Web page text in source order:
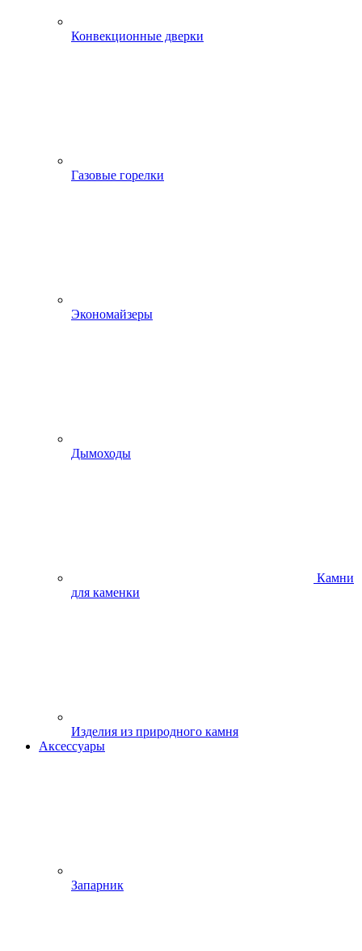
Конвекционные дверки
Газовые горелки
Экономайзеры
Дымоходы
Камни
для каменки
Изделия из природного камня
Аксессуары
Запарник